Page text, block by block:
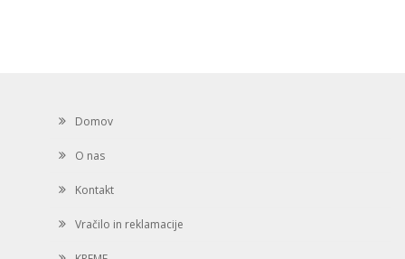
Domov
O nas
Kontakt
Vračilo in reklamacije